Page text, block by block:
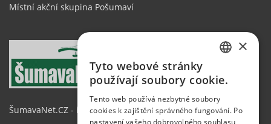
Místní akční skupina Pošumaví
ŠumavaNet.CZ - informace o regionu ENGLISH
×
Tyto webové stránky
používají soubory cookie.
Tento web používá nezbytné soubory
cookies k zajištění správného fungování. Po
nastavení vašeho dobrovolného souhlasu